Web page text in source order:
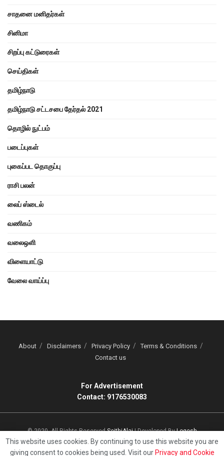
சாதனை மனிதர்கள்
சினிமா
சிறப்பு கட்டுரைகள்
செய்திகள்
தமிழ்நாடு
தமிழ்நாடு சட்டசபை தேர்தல் 2021
தொழில் நுட்பம்
படைப்புகள்
புகைப்பட தொகுப்பு
ராசி பலன்
லைப் ஸ்டைல்
வணிகம்
வலைஒளி
விளையாட்டு
வேலை வாய்ப்பு
About Disclaimers Privacy Policy
Terms & Conditions
Contact us
For Advertisement
Contact: 9176530083
© 2020, All Rights ReservedSeithiAlai| Developed ByLogesh
This website uses cookies. By continuing to use this website you are
giving consent to cookies being used. Visit our Privacy and Cookie